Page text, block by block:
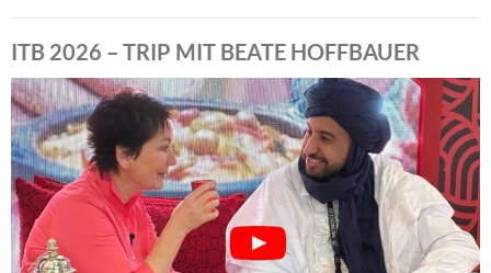
ITB 2026 – TRIP MIT BEATE HOFFBAUER